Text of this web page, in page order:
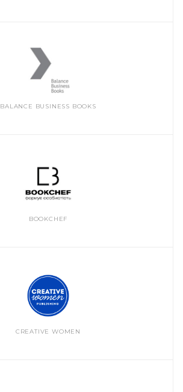
BALANCE BUSINESS BOOKS
BOOKCHEF
CREATIVE WOMEN